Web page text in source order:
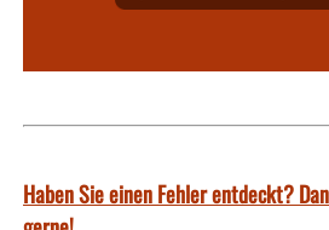
Haben Sie einen Fehler entdeckt?